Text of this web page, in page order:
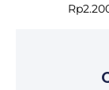
Rp